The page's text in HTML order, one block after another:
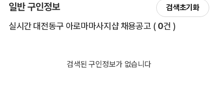
일반 구인정보 검색초기화
실시간 대전동구 아로마마사지샵 채용공고 전체 목록
( 0건 )
검색된 구인정보가 없습니다